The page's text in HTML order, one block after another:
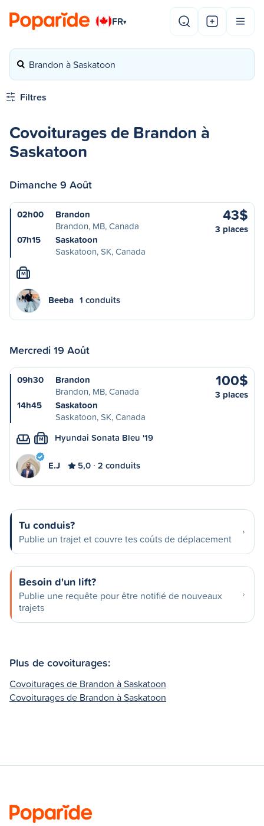
FR▾
Brandon à Saskatoon
Filtres
Covoiturages de Brandon à
Saskatoon
Dimanche 9 Août
02h00
Brandon
Brandon, MB, Canada
07h15
Saskatoon
Saskatoon, SK, Canada
43$
3 places
M
Beeba 1 conduits
Mercredi 19 Août
09h30
Brandon
Brandon, MB, Canada
14h45
Saskatoon
Saskatoon, SK, Canada
100$
3 places
M Hyundai Sonata Bleu '19
E.J 5,0 2 conduits
Tu conduis?
Publie un trajet et couvre tes coûts de déplacement
Besoin d'un lift?
Publie une requête pour être notifié de nouveaux
trajets
Plus de covoiturages:
Covoiturages de Brandon à Saskatoon
Covoiturages de Brandon à Saskatoon